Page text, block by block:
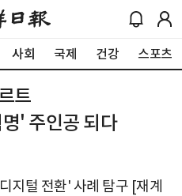
사회 국제 건강 스포츠
트
' 주인공 되다
지털 전환' 사례 탐구 [재계